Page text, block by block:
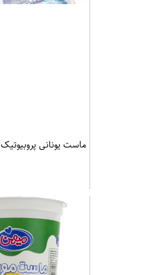
ماست یونانی پروبیوتیک 750 گرمی هراز